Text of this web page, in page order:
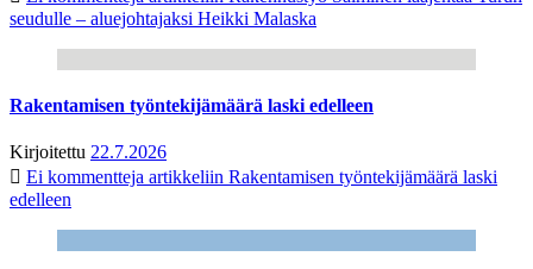
seudulle – aluejohtajaksi Heikki Malaska
Rakentamisen työntekijämäärä laski edelleen
Kirjoitettu 22.7.2026
Ei kommentteja artikkeliin Rakentamisen työntekijämäärä laski
edelleen